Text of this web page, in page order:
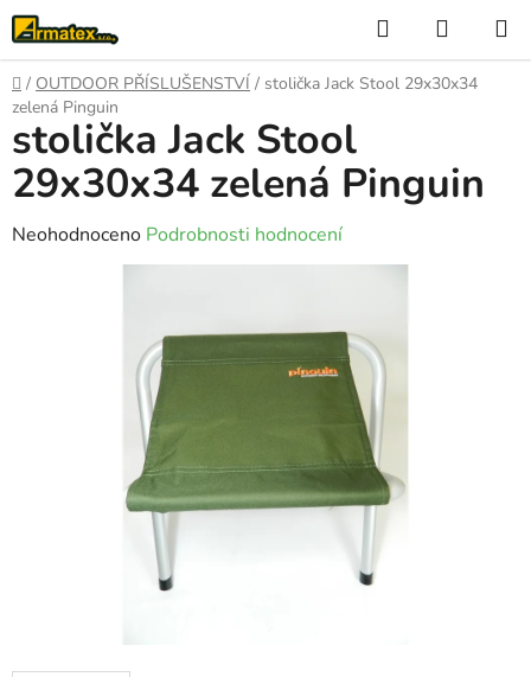
Přejít
na
obsah
Hledat
KOŠÍK
Domů
/ OUTDOOR PŘÍSLUŠENSTVÍ / stolička Jack Stool 29x30x34
zelená Pinguin
stolička Jack Stool
29x30x34 zelená Pinguin
Průměrné
Neohodnoceno Podrobnosti hodnocení